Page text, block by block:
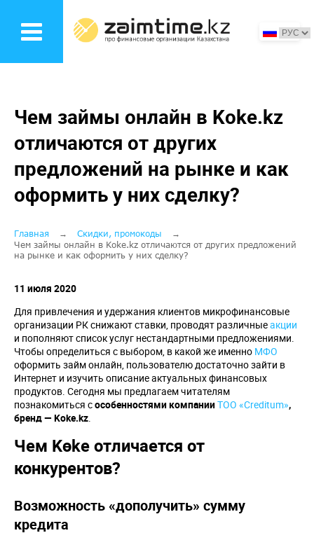
основному
Чем займы онлайн в Koke.kz
отличаются от других
предложений на рынке и как
оформить у них сделку?
Строка
навигации
Главная
Скидки, промокоды
Чем займы онлайн в Koke.kz отличаются от других предложений
на рынке и как оформить у них сделку?
11 июля 2020
Для привлечения и удержания клиентов микрофинансовые
организации РК снижают ставки, проводят различныеакции
и пополняют список услуг нестандартными предложениями.
Чтобы определиться с выбором, в какой же именно МФО
оформить займ онлайн, пользователю достаточно зайти в
Интернет и изучить описание актуальных финансовых
продуктов. Сегодня мы предлагаем читателям
познакомиться сособенностями компанииТОО «Creditum»,
бренд — Koke.kz.
Чем Kөke отличается от
конкурентов?
Возможность «дополучить» сумму
кредита